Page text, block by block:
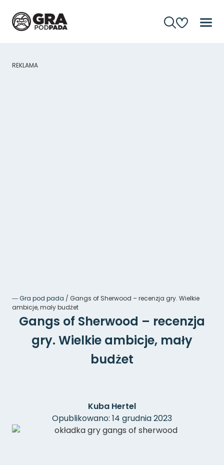
REKLAMA
―Gra pod pada / Gangs of Sherwood – recenzja gry. Wielkie
ambicje, mały budżet
Gangs of Sherwood – recenzja
gry. Wielkie ambicje, mały
budżet
Kuba Hertel
Opublikowano: 14 grudnia 2023